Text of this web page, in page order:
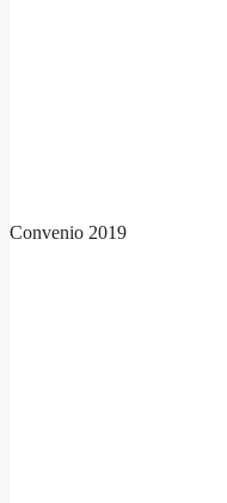
Convenio 2019